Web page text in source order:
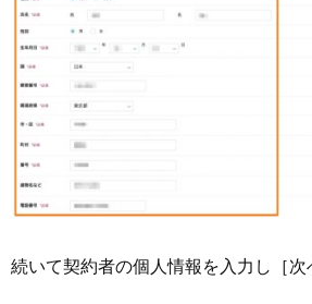
続いて契約者の個人情報を入力し［次